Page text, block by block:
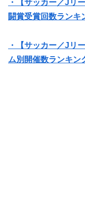
・【サッカー／Jリ
闘賞受賞回数ランキ
・【サッカー／Jリ
ム別開催数ランキン